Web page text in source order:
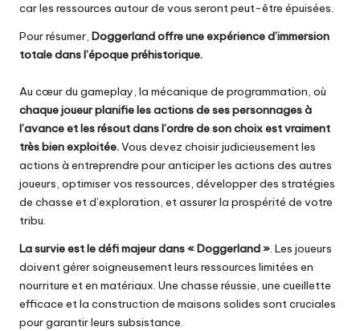
car les ressources autour de vous seront peut-être épuisées.
Pour résumer, Doggerland offre une expérience d’immersion
totale dans l’époque préhistorique.
Au cœur du gameplay, la mécanique de programmation, où
chaque joueur planifie les actions de ses personnages à
l’avance et les résout dans l’ordre de son choix est vraiment
très bien exploitée.Vous devez choisir judicieusement les
actions à entreprendre pour anticiper les actions des autres
joueurs, optimiser vos ressources, développer des stratégies
de chasse et d’exploration, et assurer la prospérité de votre
tribu.
La survie est le défi majeur dans « Doggerland ». Les joueurs
doivent gérer soigneusement leurs ressources limitées en
nourriture et en matériaux. Une chasse réussie, une cueillette
efficace et la construction de maisons solides sont cruciales
pour garantir leurs subsistance.